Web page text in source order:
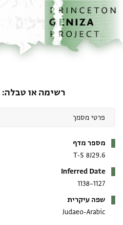
לתוכןהבית
רשימה או טבלה
מספר מדף
T-S 8J29.6
Inferred Date
1127–1138
שפה עיקרית
Judaeo-Arabic